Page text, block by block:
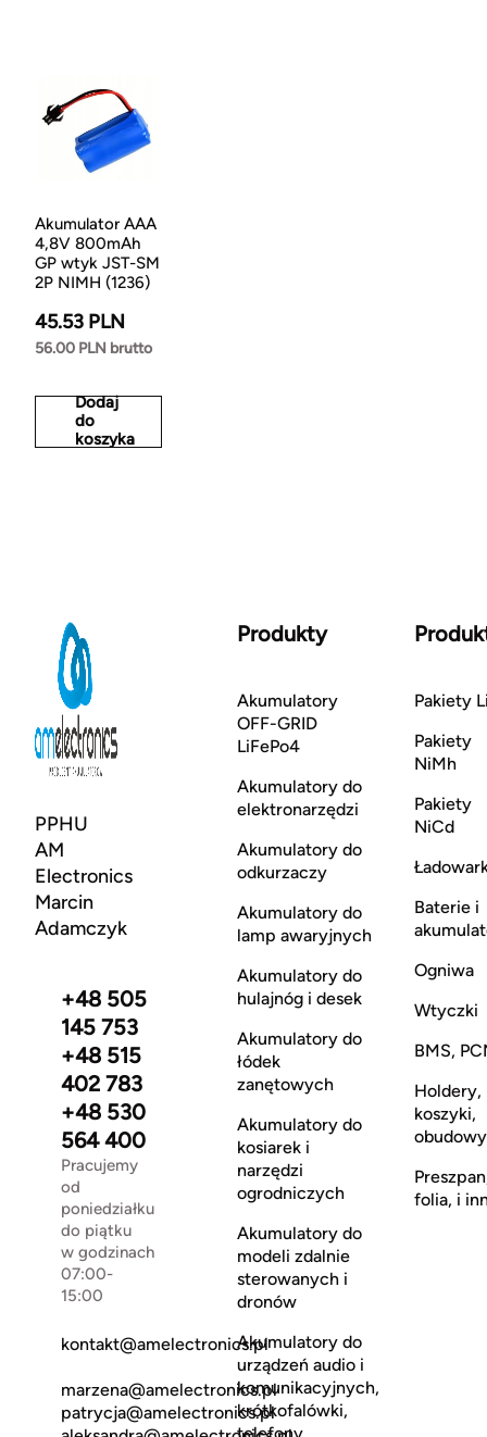
Akumulator AAA
4,8V 800mAh
GP wtyk JST-SM
2P NIMH (1236)
45.53 PLN
56.00 PLN brutto
Dodaj
do
koszyka
PPHU
AM
Electronics
Marcin
Adamczyk
+48 505
145 753
+48 515
402 783
+48 530
564 400
Pracujemy
od
poniedziałku
do piątku
w godzinach
07:00-
15:00
kontakt@amelectronics.pl
marzena@amelectronics.pl
patrycja@amelectronics.pl
Produkty
Akumulatory
OFF-GRID
LiFePo4
Akumulatory do
elektronarzędzi
Akumulatory do
odkurzaczy
Akumulatory do
lamp awaryjnych
Akumulatory do
hulajnóg i desek
Akumulatory do
łódek
zanętowych
Akumulatory do
kosiarek i
narzędzi
ogrodniczych
Akumulatory do
modeli zdalnie
sterowanych i
dronów
Akumulatory do
urządzeń audio i
komunikacyjnych,
krótkofalówki,
Pakiety
Pakiety
NiMh
Pakiety
NiCd
Baterie i
Ogniwa
Wtyczki
BMS,
Holdery,
koszyki,
obudowy
folia, i